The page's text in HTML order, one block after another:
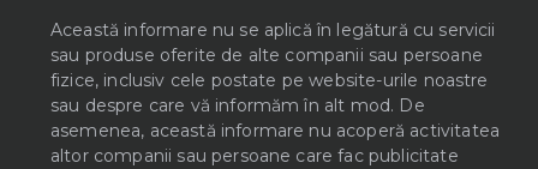
Această informare nu se aplică în legătură cu servicii
sau produse oferite de alte companii sau persoane
fizice, inclusiv cele postate pe website-urile noastre
sau despre care vă informăm în alt mod. De
asemenea, această informare nu acoperă activitatea
altor companii sau persoane care fac publicitate